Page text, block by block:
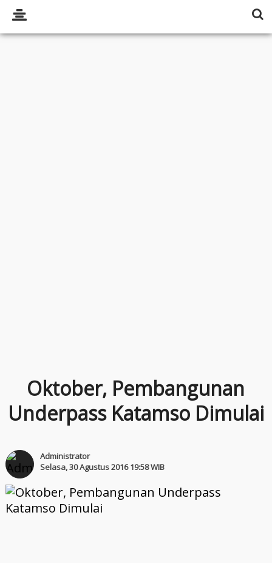
Oktober, Pembangunan
Underpass Katamso Dimulai
Administrator
Selasa, 30 Agustus 2016 19:58 WIB